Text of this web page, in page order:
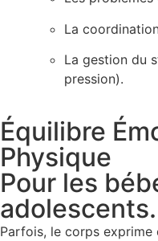
La
La gestion du
pression).
Équilibre
Physique
Pour les
adolescents.
Parfois, le corps exprime